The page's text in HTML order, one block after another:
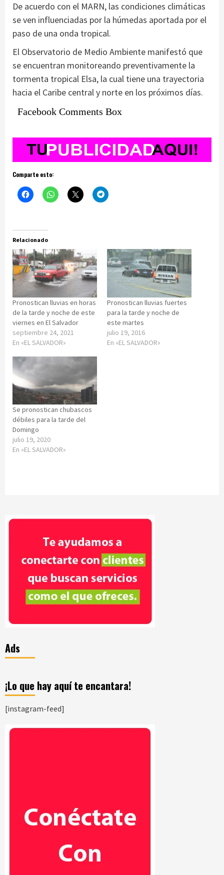
De acuerdo con el MARN, las condiciones climáticas
se ven influenciadas por la húmedas aportada por el
paso de una onda tropical.
El Observatorio de Medio Ambiente manifestó que
se encuentran monitoreando preventivamente la
tormenta tropical Elsa, la cual tiene una trayectoria
hacia el Caribe central y norte en los próximos días.
Facebook Comments Box
Comparte esto:
Relacionado
Pronostican lluvias en horas
de la tarde y noche de este
viernes en El Salvador
septiembre 24, 2021
En «EL SALVADOR»
Pronostican lluvias fuertes
para la tarde y noche de
este martes
julio 19, 2016
En «EL SALVADOR»
Se pronostican chubascos
débiles para la tarde del
Domingo
julio 19, 2020
En «EL SALVADOR»
Ads
¡Lo que hay aquí te encantara!
[instagram-feed]